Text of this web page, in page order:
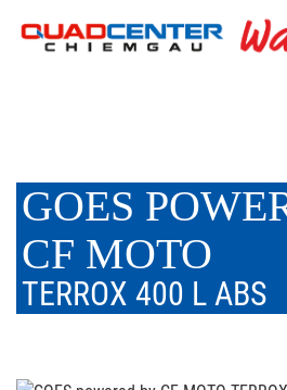
GOES
CF MOTO
TERROX 400 L ABS